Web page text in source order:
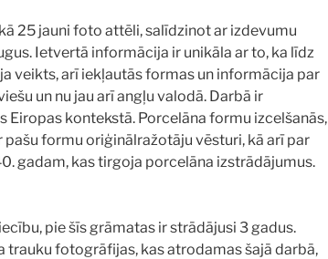
25 jauni foto attēli, salīdzinot ar izdevumu
Ietvertā informācija ir unikāla ar to, ka līdz
veikts, arī iekļautās formas un informācija par
un nu jau arī angļu valodā. Darbā ir
kontekstā. Porcelāna formu izcelšanās,
formu oriģinālražotāju vēsturi, kā arī par
gadam, kas tirgoja porcelāna izstrādājumus.
pie šīs grāmatas ir strādājusi 3 gadus.
trauku fotogrāfijas, kas atrodamas šajā darbā,